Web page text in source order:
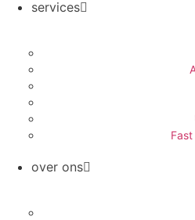
services
over ons